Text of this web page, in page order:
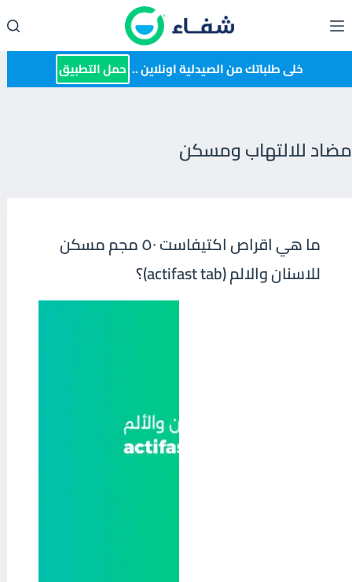
إلى
المحتوى خلى طلباتك من الصيدلية اونلاين .. حمل التطبيق
مضاد للالتهاب ومسكن
ما هي اقراص اكتيفاست ٥٠ مجم مسكن
للاسنان والالم (actifast tab)؟